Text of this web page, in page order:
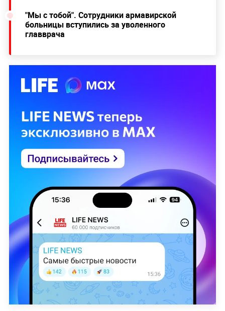
"Мы с тобой". Сотрудники армавирской
больницы вступились за уволенного
главврача